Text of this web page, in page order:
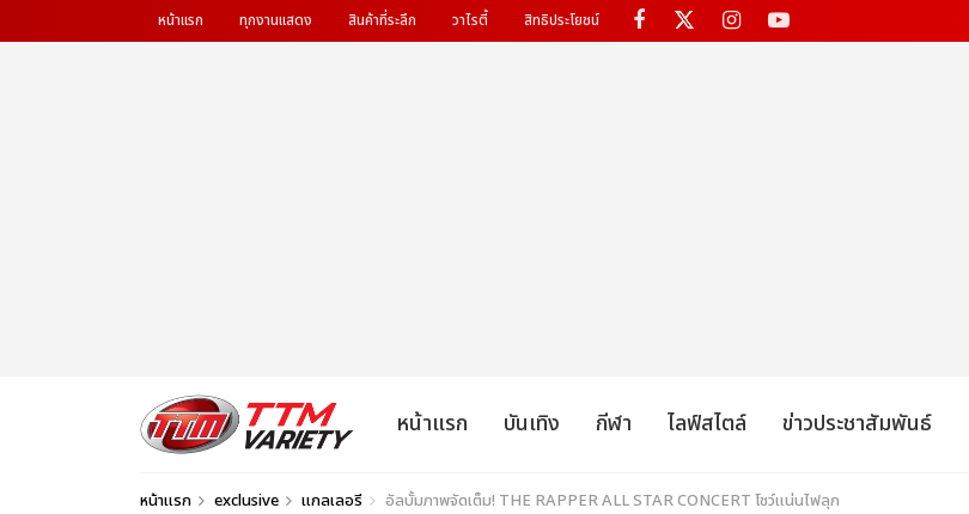
หน้าแรก ทุกงานแสดง สินค้าที่ระลึก วาไรตี้ สิทธิประโยชน์
หน้าแรก บันเทิง กีฬา ไลฟ์สไตล์ ข่าวประชาสัมพันธ์
หน้าแรก exclusive แกลเลอรี อัลบั้มภาพจัดเต็ม! THE RAPPER ALL STAR CONCERT โชว์แน่นไฟลุก